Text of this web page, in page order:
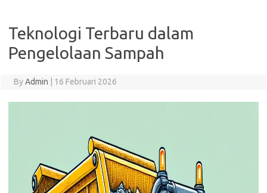
Teknologi Terbaru dalam
Pengelolaan Sampah
ByAdmin 16 Februari 2026